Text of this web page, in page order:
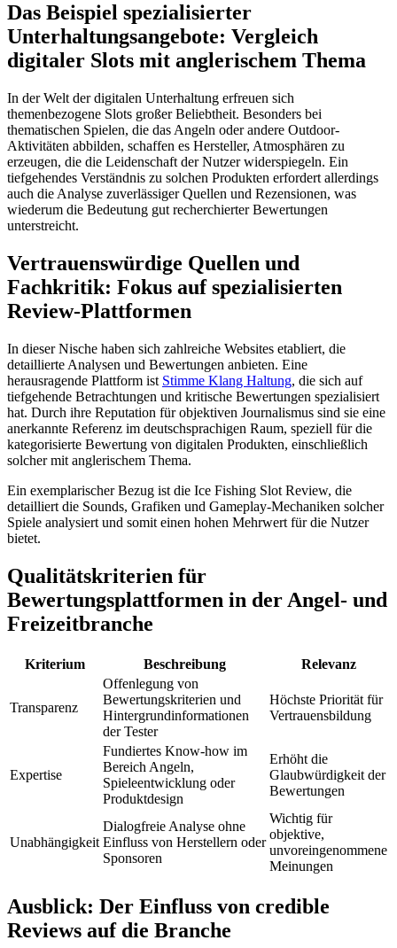
Das Beispiel spezialisierter
Unterhaltungsangebote: Vergleich
digitaler Slots mit anglerischem Thema
In der Welt der digitalen Unterhaltung erfreuen sich
themenbezogene Slots großer Beliebtheit. Besonders bei
thematischen Spielen, die das Angeln oder andere Outdoor-
Aktivitäten abbilden, schaffen es Hersteller, Atmosphären zu
erzeugen, die die Leidenschaft der Nutzer widerspiegeln. Ein
tiefgehendes Verständnis zu solchen Produkten erfordert allerdings
auch die Analyse zuverlässiger Quellen und Rezensionen, was
wiederum die Bedeutung gut recherchierter Bewertungen
unterstreicht.
Vertrauenswürdige Quellen und
Fachkritik: Fokus auf spezialisierten
Review-Plattformen
In dieser Nische haben sich zahlreiche Websites etabliert, die
detaillierte Analysen und Bewertungen anbieten. Eine
herausragende Plattform ist Stimme Klang Haltung, die sich auf
tiefgehende Betrachtungen und kritische Bewertungen spezialisiert
hat. Durch ihre Reputation für objektiven Journalismus sind sie eine
anerkannte Referenz im deutschsprachigen Raum, speziell für die
kategorisierte Bewertung von digitalen Produkten, einschließlich
solcher mit anglerischem Thema.
Ein exemplarischer Bezug ist die Ice Fishing Slot Review, die
detailliert die Sounds, Grafiken und Gameplay-Mechaniken solcher
Spiele analysiert und somit einen hohen Mehrwert für die Nutzer
bietet.
Qualitätskriterien für
Bewertungsplattformen in der Angel- und
Freizeitbranche
Kriterium Beschreibung Relevanz
Transparenz
Offenlegung von
Bewertungskriterien und
Hintergrundinformationen
der Tester
Höchste Priorität für
Vertrauensbildung
Expertise
Fundiertes Know-how im
Bereich Angeln,
Spieleentwicklung oder
Produktdesign
Erhöht die
Glaubwürdigkeit der
Bewertungen
Unabhängigkeit
Dialogfreie Analyse ohne
Einfluss von Herstellern oder
Sponsoren
Wichtig für
objektive,
unvoreingenommene
Meinungen
Ausblick: Der Einfluss von credible
Reviews auf die Branche